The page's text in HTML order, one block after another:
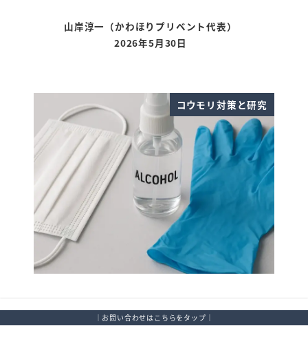
山岸淳一（かわほりプリベント代表）
更新日
2026年5月30日
コウモリ対策と研究
コウモリの糞の消毒方法。見つけた時
｜お問い合わせはこちらをタップ｜